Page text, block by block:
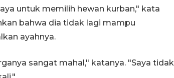
untuk memilih hewan kurban," kata
bahwa dia tidak lagi mampu
ayahnya.
sangat mahal," katanya. "Saya tidak